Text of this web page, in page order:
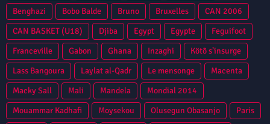
Benghazi
Bobo Balde Bruno Bruxelles
CAN 2006
CAN BASKET (U18)
Djiba Egypt Egypte
Feguifoot
Franceville
Gabon Ghana Inzaghi
Kötõ s’insurge
Lass Bangoura
Laylat al-Qadr Le mensonge
Macenta
Macky Sall
Mali Mandela
Mondial 2014
Mouammar Kadhafi
Moysekou Olusegun Obasanjo
Paris